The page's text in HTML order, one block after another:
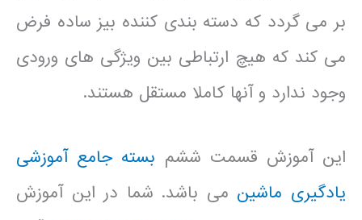
بر می گردد که دسته بندی کننده بیز ساده فرض
می کند که هیچ ارتباطی بین ویژگی های ورودی
وجود ندارد و آنها کاملا مستقل هستند.
این آموزش قسمت ششم بسته جامع آموزشی
یادگیری ماشین می باشد. شما در این آموزش